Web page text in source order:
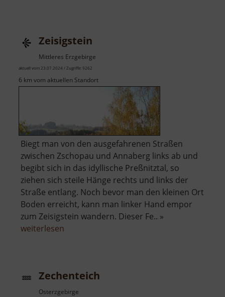
Zeisigstein
Mittleres Erzgebirge
aktuell vom 23.07.2024 / Zugriffe: 9262
6 km vom aktuellen Standort
Biegt man von den ausgefahrenen Straßen
zwischen Zschopau und Annaberg links ab und
begibt sich in das idyllische Preßnitztal, so
ziehen sich steile Hänge rechts und links der
Straße entlang. Noch bevor man den kleinen Ort
Boden erreicht, kann man linker Hand empor
zum Zeisigstein wandern. Dieser Fe.. »
weiterlesen
Zechenteich
Osterzgebirge